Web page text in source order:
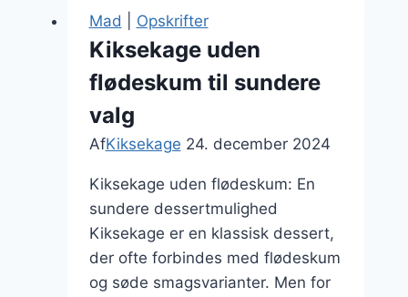
der
glæde
Mad Opskrifter
Kiksekage uden
flødeskum til sundere
valg
AfKiksekage 24. december 2024
Kiksekage uden flødeskum: En
sundere dessertmulighed
Kiksekage er en klassisk dessert,
der ofte forbindes med flødeskum
og søde smagsvarianter. Men for